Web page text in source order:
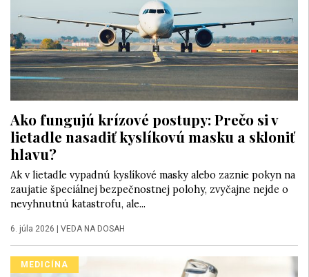
Ako fungujú krízové postupy: Prečo si v
lietadle nasadiť kyslíkovú masku a skloniť
hlavu?
Ak v lietadle vypadnú kyslíkové masky alebo zaznie pokyn na
zaujatie špeciálnej bezpečnostnej polohy, zvyčajne nejde o
nevyhnutnú katastrofu, ale...
6. júla 2026 VEDA NA DOSAH
MEDICÍNA